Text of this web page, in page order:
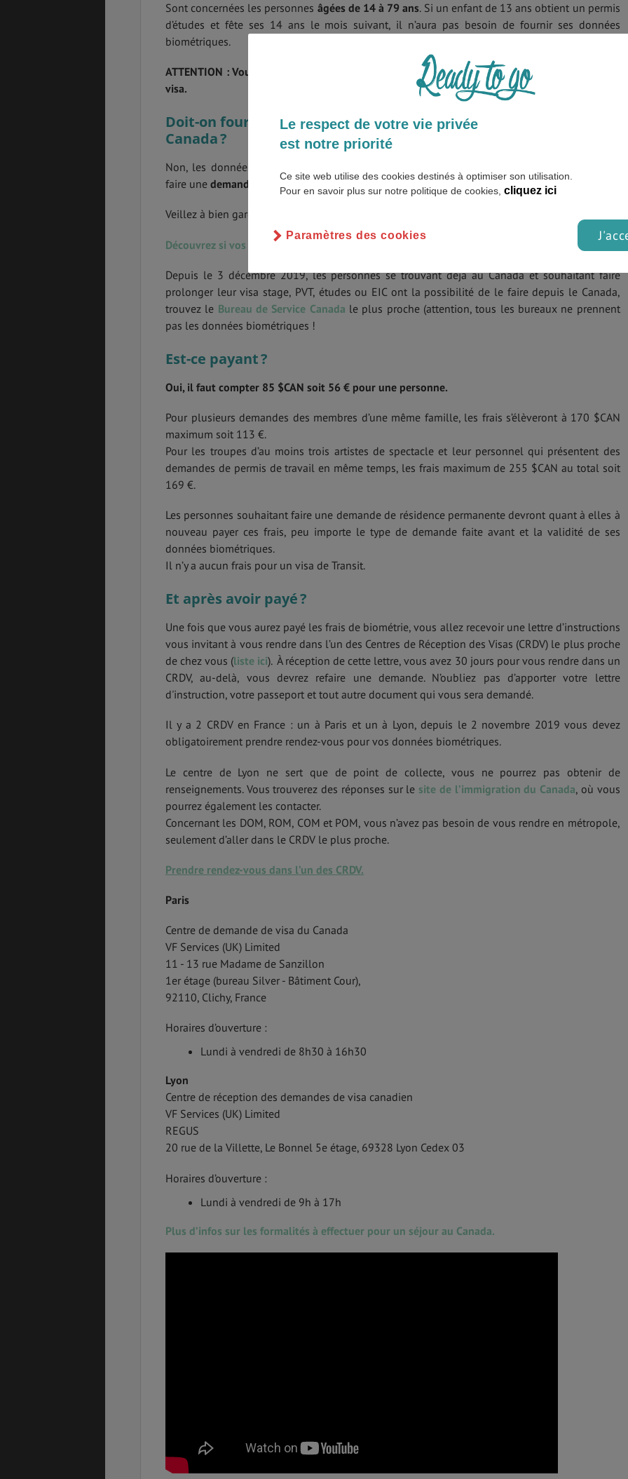
Sont concernées les personnes âgées de 14 à 79 ans. Si un enfant de 13 ans obtient un permis
d’études et fête ses 14 ans le mois suivant, il n’aura pas besoin de fournir ses données
biométriques.
ATTENTION : Vous devez fournir vos données biométriques avant de faire votre demande de
visa.
Doit-on fournir ses données biométriques à chaque séjour au
Canada ?
Non, les données biométriques sont valides pendant 10 ans. Seules les personnes désirant
faire une demande de résidence permanente devront refaire la démarche.
Veillez à bien garder votre reçu biométrique comme preuve dans tous les cas.
Découvrez si vos données biométriques sont encore valides.
Depuis le 3 décembre 2019, les personnes se trouvant déjà au Canada et souhaitant faire
prolonger leur visa stage, PVT, études ou EIC ont la possibilité de le faire depuis le Canada,
trouvez le Bureau de Service Canada le plus proche (attention, tous les bureaux ne prennent
pas les données biométriques !
Est-ce payant ?
Oui, il faut compter 85 $CAN soit 56 € pour une personne.
Pour plusieurs demandes des membres d’une même famille, les frais s’élèveront à 170 $CAN
maximum soit 113 €.
Pour les troupes d’au moins trois artistes de spectacle et leur personnel qui présentent des
demandes de permis de travail en même temps, les frais maximum de 255 $CAN au total soit
169 €.
Les personnes souhaitant faire une demande de résidence permanente devront quant à elles à
nouveau payer ces frais, peu importe le type de demande faite avant et la validité de ses
données biométriques.
Il n’y a aucun frais pour un visa de Transit.
Et après avoir payé ?
Une fois que vous aurez payé les frais de biométrie, vous allez recevoir une lettre d’instructions
vous invitant à vous rendre dans l’un des Centres de Réception des Visas (CRDV) le plus proche
de chez vous (liste ici). À réception de cette lettre, vous avez 30 jours pour vous rendre dans un
CRDV, au-delà, vous devrez refaire une demande. N’oubliez pas d’apporter votre lettre
d'instruction, votre passeport et tout autre document qui vous sera demandé.
Il y a 2 CRDV en France : un à Paris et un à Lyon, depuis le 2 novembre 2019 vous devez
obligatoirement prendre rendez-vous pour vos données biométriques.
Le centre de Lyon ne sert que de point de collecte, vous ne pourrez pas obtenir de
renseignements. Vous trouverez des réponses sur le site de l’immigration du Canada, où vous
pourrez également les contacter.
Concernant les DOM, ROM, COM et POM, vous n’avez pas besoin de vous rendre en métropole,
seulement d’aller dans le CRDV le plus proche.
Prendre rendez-vous dans l’un des CRDV.
Paris
Centre de demande de visa du Canada
VF Services (UK) Limited
11 - 13 rue Madame de Sanzillon
1er étage (bureau Silver - Bâtiment Cour),
92110, Clichy, France
Horaires d’ouverture :
Lundi à vendredi de 8h30 à 16h30
Lyon
Centre de réception des demandes de visa canadien
VF Services (UK) Limited
REGUS
20 rue de la Villette, Le Bonnel 5e étage, 69328 Lyon Cedex 03
Horaires d’ouverture :
Lundi à vendredi de 9h à 17h
Plus d’infos sur les formalités à effectuer pour un séjour au Canada.
Le respect de votre vie privée
est notre priorité
Ce site web utilise des cookies destinés à optimiser son utilisation.
Pour en savoir plus sur notre politique de cookies, cliquez ici
Paramètres des cookies